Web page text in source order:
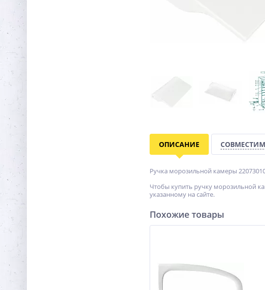
ОПИСАНИЕ
Ручка морозильной камеры
Чтобы купить ручку морозильной
указанному на сайте.
Похожие товары